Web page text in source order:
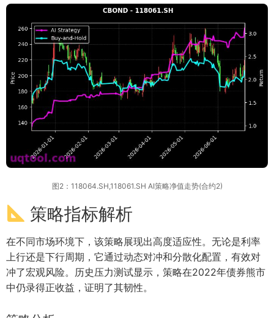
图2：118064.SH,118061.SH AI策略净值走势(合约2)
策略指标解析
在不同市场环境下，该策略展现出高度适应性。无论是利率
上行还是下行周期，它通过动态对冲和分散化配置，有效对
冲了宏观风险。历史压力测试显示，策略在2022年债券熊市
中仍录得正收益，证明了其韧性。